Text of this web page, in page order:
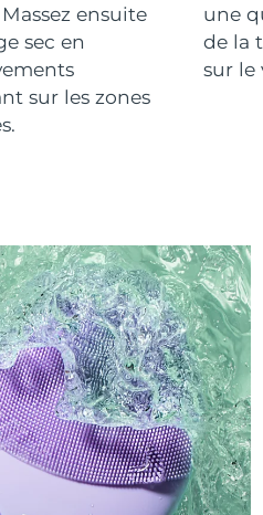
ensuite
sec en
sur les zones
une
de la
sur le